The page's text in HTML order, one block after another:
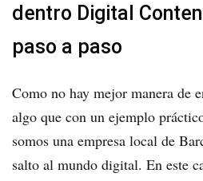
dentro Digital
paso a paso
Como no hay mejor manera de
algo que con un ejemplo
somos una empresa local de
salto al mundo digital. En este